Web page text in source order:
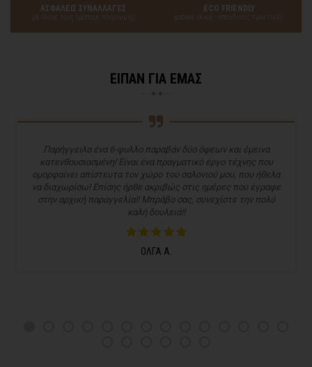
ΑΣΦΑΛΕΙΣ ΣΥΝΑΛΛΑΓΕΣ
με όλους τους τρόπους πληρωμής
ECO FRIENDLY
φυσικά υλικά - υπεύθυνες πρακτικές
ΕΙΠΑΝ ΓΙΑ ΕΜΑΣ
Παρήγγειλα ένα 6-φυλλο παραβάν δύο όψεων και έμεινα
κατενθουσιασμένη! Είναι ένα πραγματικό έργο τέχνης που
ομορφαίνει απίστευτα τον χώρο του σαλονιού μου, που ήθελα
να διαχωρίσω! Επίσης ήρθε ακριβώς στις ημέρες που έγραφε
στην αρχική παραγγελία!! Μπράβο σας, συνεχίστε την πολύ
καλή δουλειά!!
ΟΛΓΑ Α.